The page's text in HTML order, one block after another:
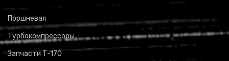
Поршневая
Турбокомпрессоры
Запчасти Т-170